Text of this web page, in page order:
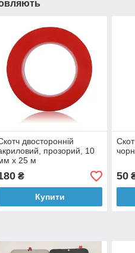
двосторонній
прозорий, 10
x 25 м
₴
Купити
50